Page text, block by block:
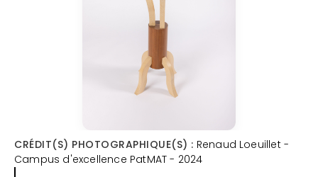
CRÉDIT(S) PHOTOGRAPHIQUE(S) : Renaud Loeuillet -
Campus d'excellence PatMAT - 2024